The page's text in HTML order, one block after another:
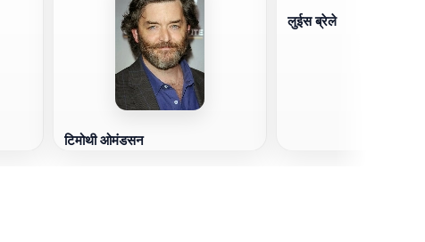
टिमोथी ओमंडसन
लुईस ब्रेले